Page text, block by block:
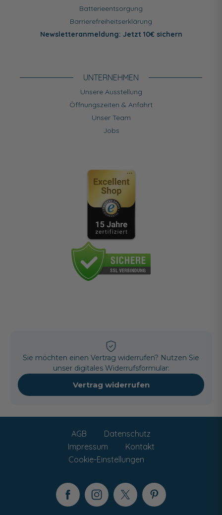
Batterieentsorgung
Barrierefreiheitserklärung
Newsletteranmeldung: Jetzt 10€ sichern
UNTERNEHMEN
Unsere Ausstellung
Öffnungszeiten & Anfahrt
Unser Team
Jobs
Sie möchten einen Vertrag widerrufen? Nutzen Sie
unser digitales Widerrufsformular:
Vertrag widerrufen
AGB
Datenschutz
Impressum
Kontakt
Cookie-Einstellungen